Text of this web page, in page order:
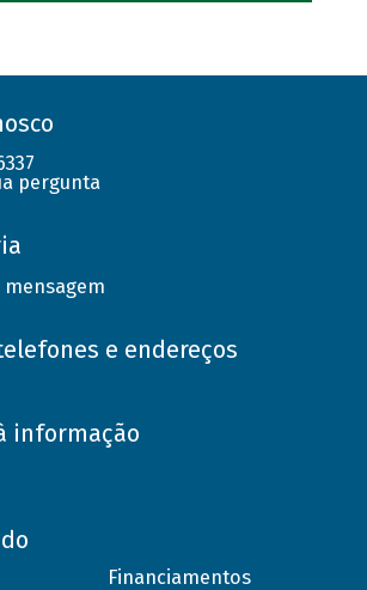
pergunta
mensagem
e endereços
informação
Financiamentos